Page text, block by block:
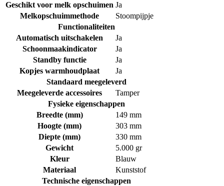
Geschikt voor melk opschuimen Ja
Melkopschuimmethode
Stoompijpje
Functionaliteiten
Automatisch uitschakelen
Ja
Schoonmaakindicator
Ja
Standby functie
Ja
Kopjes warmhoudplaat
Ja
Standaard meegeleverd
Meegeleverde accessoires
Tamper
Fysieke eigenschappen
Breedte (mm)
149 mm
Hoogte (mm)
303 mm
Diepte (mm)
330 mm
Gewicht
5.000 gr
Kleur
Blauw
Materiaal
Kunststof
Technische eigenschappen